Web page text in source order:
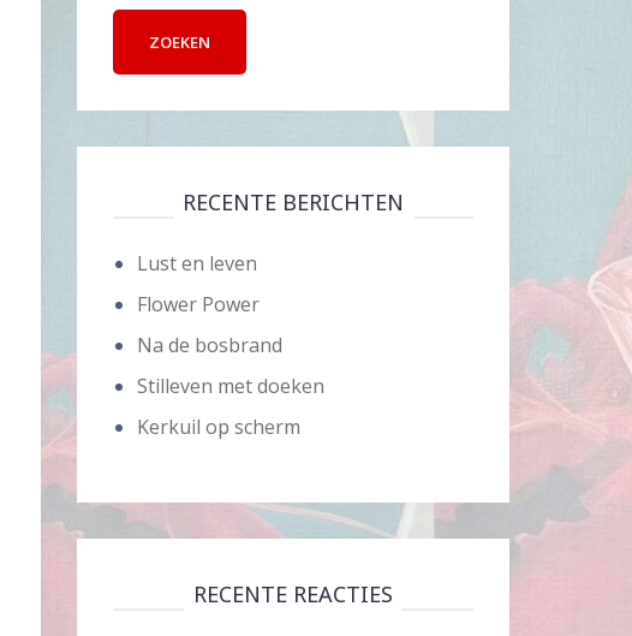
RECENTE BERICHTEN
Lust en leven
Flower Power
Na de bosbrand
Stilleven met doeken
Kerkuil op scherm
RECENTE REACTIES